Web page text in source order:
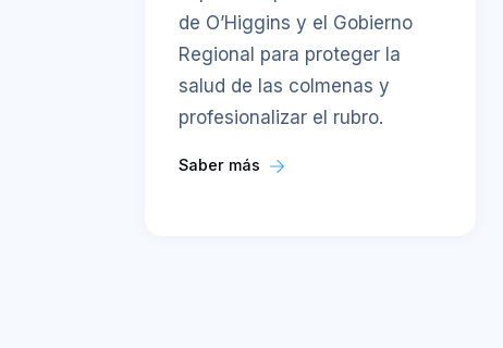
de O’Higgins y el Gobierno
Regional para proteger la
salud de las colmenas y
profesionalizar el rubro.
Saber más